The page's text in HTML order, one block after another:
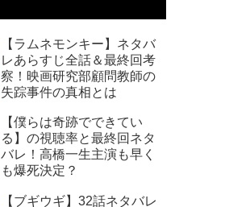
【ラムネモンキー】ネタバ
レあらすじ全話＆最終回考
察！映画研究部顧問教師の
失踪事件の真相とは
【僕らは奇跡でできてい
る】の視聴率と最終回ネタ
バレ！高橋一生主演も早く
も爆死決定？
【ブギウギ】32話ネタバレ